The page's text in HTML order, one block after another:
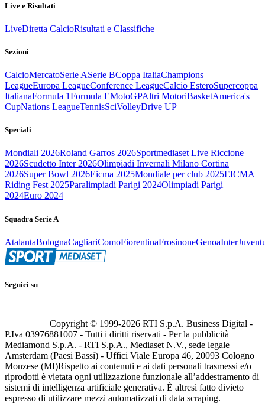
Live e Risultati
LiveDiretta CalcioRisultati e Classifiche
Sezioni
CalcioMercatoSerie ASerie BCoppa ItaliaChampions
LeagueEuropa LeagueConference LeagueCalcio EsteroSupercoppa
ItalianaFormula 1Formula EMotoGPAltri MotoriBasketAmerica's
CupNations LeagueTennisSciVolleyDrive UP
Speciali
Mondiali 2026Roland Garros 2026Sportmediaset Live Riccione
2026Scudetto Inter 2026Olimpiadi Invernali Milano Cortina
2026Super Bowl 2026Eicma 2025Mondiale per club 2025EICMA
Riding Fest 2025Paralimpiadi Parigi 2024Olimpiadi Parigi
2024Euro 2024
Squadra Serie A
AtalantaBolognaCagliariComoFiorentinaFrosinoneGenoaInter
Seguici su
Copyright © 1999-2026 RTI S.p.A. Business Digital -
P.Iva 03976881007 - Tutti i diritti riservati - Per la pubblicità
Mediamond S.p.A. - RTI S.p.A., Mediaset N.V., sede legale
Amsterdam (Paesi Bassi) - Uffici Viale Europa 46, 20093 Cologno
Monzese (MI)Rispetto ai contenuti e ai dati personali trasmessi e/o
riprodotti è vietata ogni utilizzazione funzionale all’addestramento di
sistemi di intelligenza artificiale generativa. È altresì fatto divieto
espresso di utilizzare mezzi automatizzati di data scraping.